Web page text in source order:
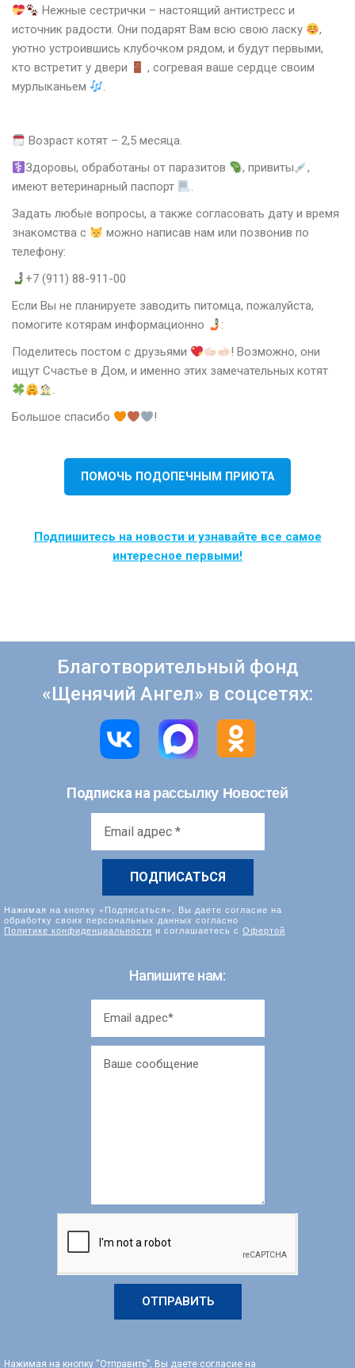
Нежные сестрички – настоящий антистресс и
источник радости. Они подарят Вам всю свою ласку
,
уютно устроившись клубочком рядом, и будут первыми,
кто встретит у двери
, согревая ваше сердце своим
мурлыканьем
.
Возраст котят – 2,5 месяца.
Здоровы, обработаны от паразитов
, привиты
,
имеют ветеринарный паспорт
.
Задать любые вопросы, а также согласовать дату и время
знакомства с
можно написав нам или позвонив по
телефону:
+7 (911) 88-911-00
Если Вы не планируете заводить питомца, пожалуйста,
помогите котярам информационно
:
Поделитесь постом с друзьями
! Возможно, они
ищут Счастье в Дом, и именно этих замечательных котят
.
Большое спасибо
!
ПОМОЧЬ ПОДОПЕЧНЫМ ПРИЮТА
Подпишитесь на новости и узнавайте все самое
интересное первыми!
Благотворительный фонд
«Щенячий Ангел» в соцсетях:
Подписка нарассылку Новостей
Нажимая на кнопку «Подписаться», Вы даете согласие на
обработку своих персональных данных согласно
Политике конфиденциальности и соглашаетесь с Офертой
Напишите нам:
ОТПРАВИТЬ
Нажимая на кнопку “Отправить”, Вы даете согласие на